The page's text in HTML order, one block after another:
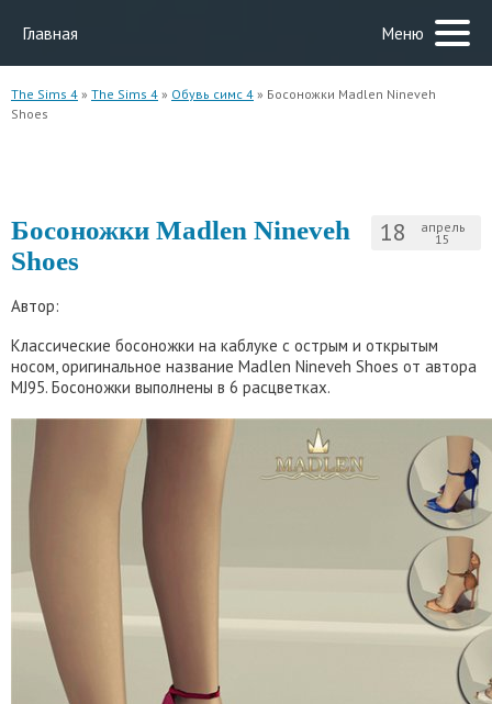
Главная Меню
The Sims 4 » The Sims 4 » Обувь симс 4 » Босоножки Madlen Nineveh
Shoes
18 апрель
15
Босоножки Madlen Nineveh
Shoes
Автор:
Классические босоножки на каблуке с острым и открытым
носом, оригинальное название Madlen Nineveh Shoes от автора
MJ95. Босоножки выполнены в 6 расцветках.